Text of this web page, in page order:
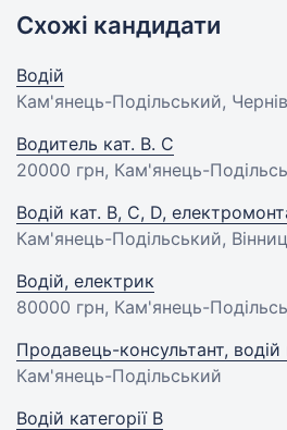
Схожі кандидати
Водій
Кам'янець-Подільський,
Водитель кат. B. С
20000 грн, Кам'янець-
Водій кат. B, C, D,
Кам'янець-Подільський,
Водій, електрик
80000 грн, Кам'янець-
Продавець-консультант, водій
Кам'янець-Подільський
Водій категорії B